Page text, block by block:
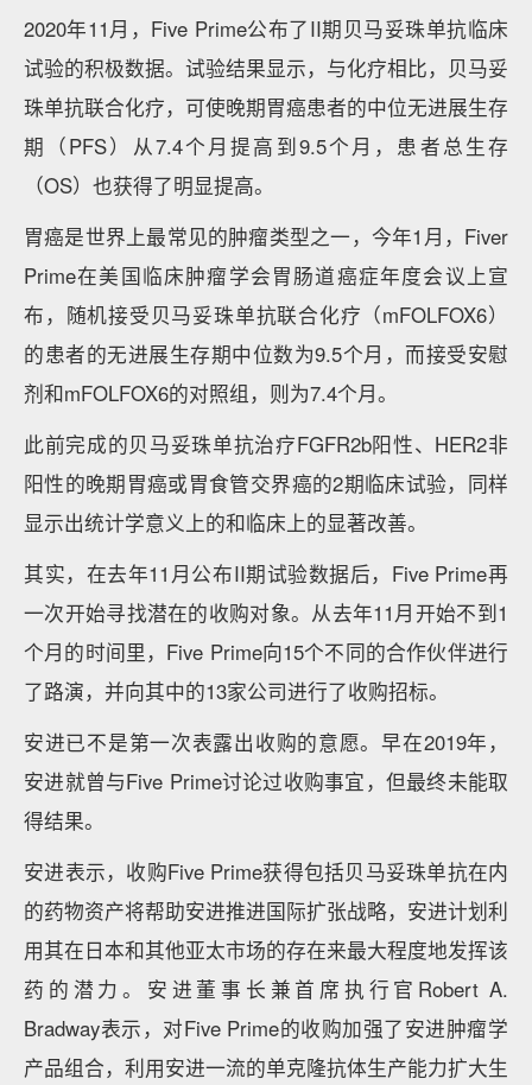
2020年11月，Five Prime公布了II期贝马妥珠单抗临床
试验的积极数据。试验结果显示，与化疗相比，贝马妥
珠单抗联合化疗，可使晚期胃癌患者的中位无进展生存
期（PFS）从7.4个月提高到9.5个月，患者总生存
（OS）也获得了明显提高。
胃癌是世界上最常见的肿瘤类型之一，今年1月，Fiver
Prime在美国临床肿瘤学会胃肠道癌症年度会议上宣
布，随机接受贝马妥珠单抗联合化疗（mFOLFOX6）
的患者的无进展生存期中位数为9.5个月，而接受安慰
剂和mFOLFOX6的对照组，则为7.4个月。
此前完成的贝马妥珠单抗治疗FGFR2b阳性、HER2非
阳性的晚期胃癌或胃食管交界癌的2期临床试验，同样
显示出统计学意义上的和临床上的显著改善。
其实，在去年11月公布II期试验数据后，Five Prime再
一次开始寻找潜在的收购对象。从去年11月开始不到1
个月的时间里，Five Prime向15个不同的合作伙伴进行
了路演，并向其中的13家公司进行了收购招标。
安进已不是第一次表露出收购的意愿。早在2019年，
安进就曾与Five Prime讨论过收购事宜，但最终未能取
得结果。
安进表示，收购Five Prime获得包括贝马妥珠单抗在内
的药物资产将帮助安进推进国际扩张战略，安进计划利
用其在日本和其他亚太市场的存在来最大程度地发挥该
药的潜力。安进董事长兼首席执行官Robert A.
Bradway表示，对Five Prime的收购加强了安进肿瘤学
产品组合，利用安进一流的单克隆抗体生产能力扩大生